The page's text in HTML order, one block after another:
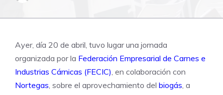
Ayer, día 20 de abril, tuvo lugar una jornada
organizada por la Federación Empresarial de Carnes e
Industrias Cárnicas (FECIC), en colaboración con
Nortegas, sobre el aprovechamiento del biogás, a